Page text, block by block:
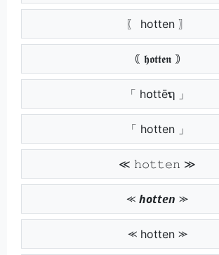
〖 hotten 〗
｟ 𝖍𝖔𝖙𝖙𝖊𝖓 ｠
「 h໐ttēຖ 」
「 hotten 」
≪ 𝚑𝚘𝚝𝚝𝚎𝚗 ≫
⪻ 𝙝𝙤𝙩𝙩𝙚𝙣 ⪼
⪻ hotten ⪼